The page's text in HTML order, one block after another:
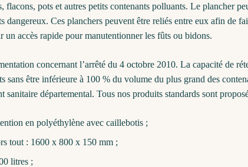
flacons, pots et autres petits contenants polluants. Le plancher
dangereux. Ces planchers peuvent être reliés entre eux afin de
un accès rapide pour manutentionner les fûts ou bidons.
concernant l’arrêté du 4 octobre 2010. La capacité de
sans être inférieure à 100 % du volume du plus grand des
sanitaire départemental. Tous nos produits standards sont
en polyéthylène avec caillebotis ;
tout : 1600 x 800 x 150 mm ;
litres ;